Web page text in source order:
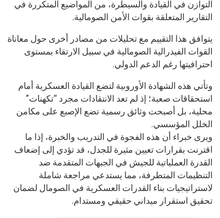
التوازن في القيادة والسيطرة، من المواضيع المتكررة في
التقارير المتعلقة بقوات الأمن الصومالية.
يتوافق هذا التقييم مع تحليلات من مصادر أخرى حول معاناة
القوات الفيدرالية الصومالية في سبيل الارتقاء بمستوى
احترافيتها رغم الدعم الدولي.
وتأتي هذه الشهادة الأوروبية لتضع القيادة العسكرية أمام
استحقاقات صعبة؛ إذ لم تعد الانتقادات مجرد “تكهنات”
محلية، بل أصبحت وثائق رسمية تضع الإصبع على مكامن
الخلل المؤسسي.
ويرى خبراء أن هذه الفجوة في التدريب والخبرة، إذا ما
اقترنت بقرارات تعيين مثيرة للجدل، قد تؤدي إلى إضعاف
القدرة العملياتية للجيش في الجبهات المتقدمة ضد
التنظيمات المتطرفة، مما يستدعي مراجعة شاملة
لاستراتيجيات بناء القدرات العسكرية في الصومال لضمان
تحقيق استقرار ميداني حقيقي ومستدام.